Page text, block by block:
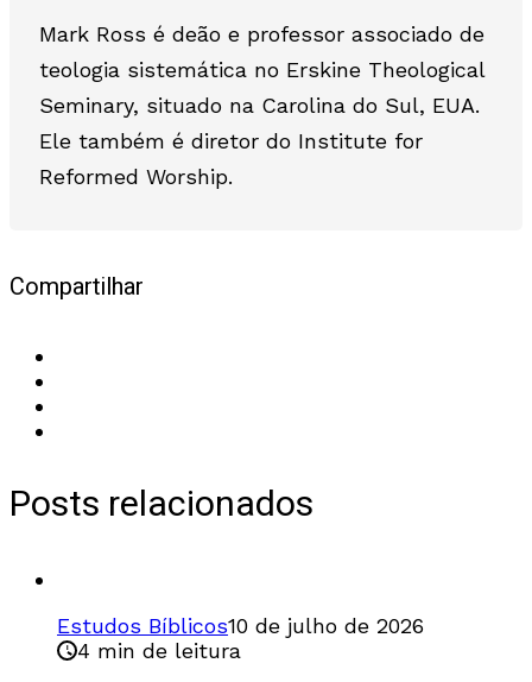
Mark Ross é deão e professor associado de
teologia sistemática no Erskine Theological
Seminary, situado na Carolina do Sul, EUA.
Ele também é diretor do Institute for
Reformed Worship.
Compartilhar
Posts relacionados
Estudos Bíblicos10 de julho de 2026
4 min de leitura